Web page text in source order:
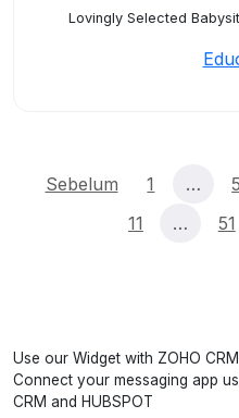
Lovingly Selected
Sebelum 1 … 5
11
… 51
Use our Widget with ZOHO CRM,
Connect your messaging app
CRM and HUBSPOT